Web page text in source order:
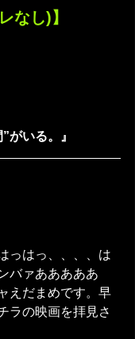
なし)】
がいる。』
っはっ、、、、は
バァあああああ
えだまめです。早
ラの映画を拝見さ